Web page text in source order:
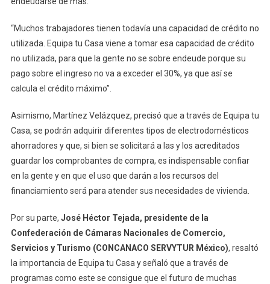
“Muchos trabajadores tienen todavía una capacidad de crédito no
utilizada. Equipa tu Casa viene a tomar esa capacidad de crédito
no utilizada, para que la gente no se sobre endeude porque su
pago sobre el ingreso no va a exceder el 30%, ya que así se
calcula el crédito máximo”.
Asimismo, Martínez Velázquez, precisó que a través de Equipa tu
Casa, se podrán adquirir diferentes tipos de electrodomésticos
ahorradores y que, si bien se solicitará a las y los acreditados
guardar los comprobantes de compra, es indispensable confiar
en la gente y en que el uso que darán a los recursos del
financiamiento será para atender sus necesidades de vivienda.
Por su parte, José Héctor Tejada, presidente de la
Confederación de Cámaras Nacionales de Comercio,
Servicios y Turismo (CONCANACO SERVYTUR México), resaltó
la importancia de Equipa tu Casa y señaló que a través de
programas como este se consigue que el futuro de muchas